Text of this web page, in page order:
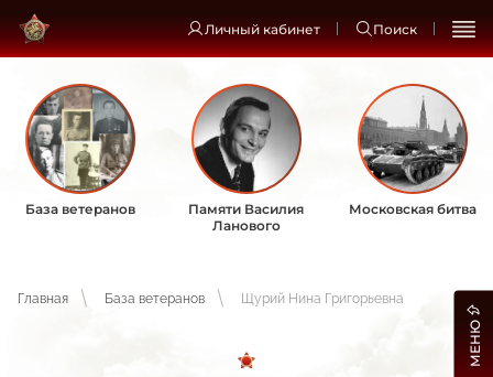
Личный кабинет Поиск
База ветеранов
Памяти Василия
Ланового
Московская битва
Главная База ветеранов Щурий Нина Григорьевна
МЕНЮ